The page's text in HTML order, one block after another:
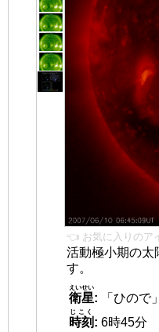
👈 お気に入りのア
活動極小期の太
す。
衛星
えいせい
:
「ひので」
時刻
じこく
: 6時45分